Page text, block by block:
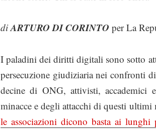
diARTURO DI CORINTO per La
I paladini dei diritti digitali sono sotto
persecuzione giudiziaria nei confronti
decine di ONG, attivisti, accademici
minacce e degli attacchi di questi
le associazioni dicono basta ai